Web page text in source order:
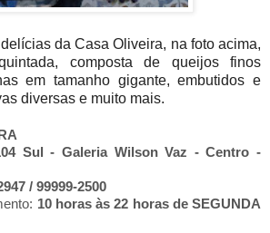
da Casa Oliveira, na foto acima,
composta de queijos finos
em tamanho gigante, embutidos e
diversas e muito mais.
Sul - Galeria Wilson Vaz - Centro -
/ 99999-2500
10 horas às 22 horas de SEGUNDA